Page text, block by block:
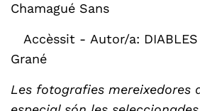
Chamagué Sans
Accèssit - Autor/a:
Grané
Les fotografies mereixedores